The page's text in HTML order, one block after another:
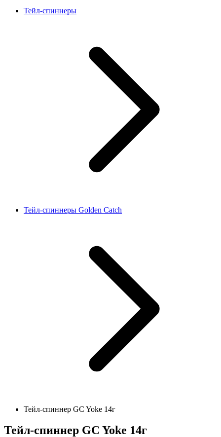
Тейл-спиннеры
Тейл-спиннеры Golden Catch
Тейл-спиннер GC Yoke 14г
Тейл-спиннер GC Yoke 14г